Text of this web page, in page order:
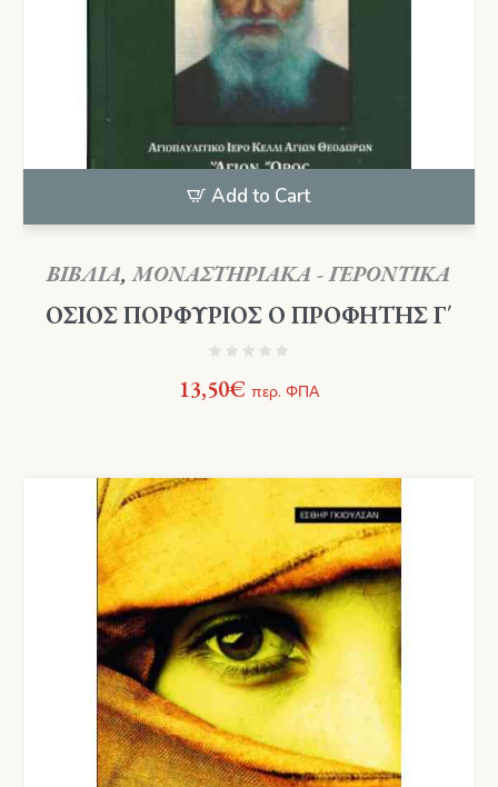
Add to Cart
ΒΙΒΛΙΑ,ΜΟΝΑΣΤΗΡΙΑΚΑ - ΓΕΡΟΝΤΙΚΑ
ΟΣΙΟΣ ΠΟΡΦΥΡΙΟΣ Ο ΠΡΟΦΗΤΗΣ Γ΄
13,50€ περ. ΦΠΑ